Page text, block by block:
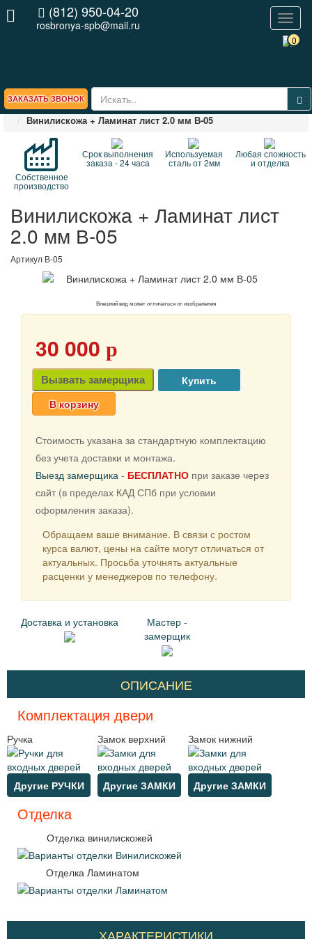
ЗАКАЗАТЬ ЗВОНОК
0
(812) 950-04-20
rosbronya-spb@mail.ru
Главная
ВЕСЬ КАТАЛОГ стальных дверей
Винилискожа + Ламинат лист 2.0 мм В-05
Собственное
производство
Срок выполнения
заказа - 24 часа
Используемая
сталь от 2мм
Любая сложность
и отделка
Винилискожа + Ламинат лист
2.0 мм В-05
Артикул В-05
Внешний вид может отличаться от изображения
30 000 p
Вызвать замерщика
В корзину
Стоимость указана за стандартную комплектацию
без учета доставки и монтажа.
Выезд замерщика - БЕСПЛАТНО при заказе через
сайт (в пределах КАД СПб при условии
оформления заказа).
Обращаем ваше внимание. В связи с ростом
курса валют, цены на сайте могут отличаться от
актуальных. Просьба уточнять актуальные
расценки у менеджеров по телефону.
Доставка и установка
Мастер -
замерщик
ОПИСАНИЕ
Комплектация двери
Ручка
Другие РУЧКИ
Замок верхний
Другие ЗАМКИ
Замок нижний
Другие ЗАМКИ
Отделка
Отделка винилискожей
Отделка Ламинатом
ХАРАКТЕРИСТИКИ